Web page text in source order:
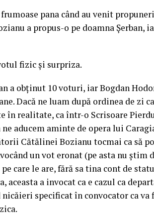
pana când au venit
a propus-o pe doamna Șerban,
fizic și surpriza.
a obținut 10 voturi, iar Bogdan
Dacă ne luam după ordinea de zi
în realitate, ca într-o Scrisoare
ne aducem aminte de opera lui
Cătălinei Bozianu tocmai ca să
un vot eronat (pe asta nu știm
care le are, fără sa tina cont de
aceasta a invocat ca e cazul ca
specificat în convocator ca va